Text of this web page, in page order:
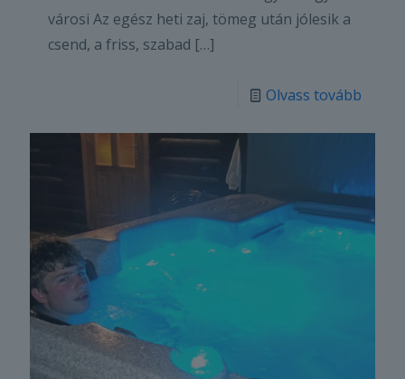
városi Az egész heti zaj, tömeg után jólesik a
csend, a friss, szabad […]
Olvass tovább